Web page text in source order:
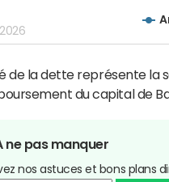
de la dette représente
du capital de
ne pas manquer
nos astuces et bons plans